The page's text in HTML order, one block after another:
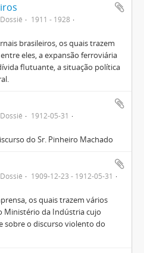
Dossiê
1911 - 1928
brasileiros, os quais trazem
eles, a expansão ferroviária
flutuante, a situação política
Dossiê
1912-05-31
do Sr. Pinheiro Machado
Dossiê
1909-12-23 - 1912-05-31
os quais trazem vários
Ministério da Indústria cujo
sobre o discurso violento do